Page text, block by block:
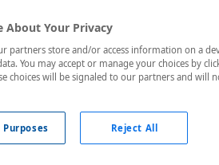
About Your Privacy
partners store and/or access information on a
You may accept or manage your choices by
choices will be signaled to our partners and will
Purposes Reject All